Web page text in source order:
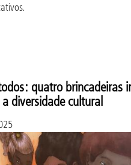
quatro brincadeiras
diversidade cultural